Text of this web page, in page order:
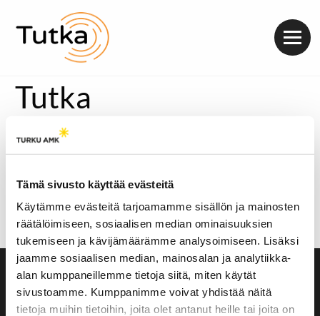
Tämä sivusto käyttää evästeitä
Käytämme evästeitä tarjoamamme sisällön ja mainosten
räätälöimiseen, sosiaalisen median ominaisuuksien
tukemiseen ja kävijämäärämme analysoimiseen. Lisäksi
jaamme sosiaalisen median, mainosalan ja analytiikka-
alan kumppaneillemme tietoja siitä, miten käytät
sivustoamme. Kumppanimme voivat yhdistää näitä
tietoja muihin tietoihin, joita olet antanut heille tai joita on
Tutka
Esikoislevynsä julkaissut
viikonloppuna Turussa keikkamatkalla.
suotuisuutta: ”Elämä on ollut mulle tosi suotuisa
haaveiden kanssa. Niitä vaan tapahtuu koko ajan, niin
jossain vaiheessa mä en enää tee niitä hirveesti. Mä vaan
vedän ja elän.”
Saavutettavuusseloste
Evästeasetukset